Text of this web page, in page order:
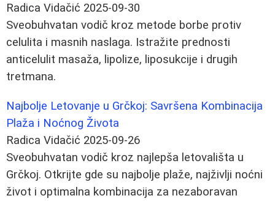
Radica Vidačić 2025-09-30
Sveobuhvatan vodič kroz metode borbe protiv
celulita i masnih naslaga. Istražite prednosti
anticelulit masaža, lipolize, liposukcije i drugih
tretmana.
Najbolje Letovanje u Grčkoj: Savršena Kombinacija
Plaža i Noćnog Života
Radica Vidačić 2025-09-26
Sveobuhvatan vodič kroz najlepša letovališta u
Grčkoj. Otkrijte gde su najbolje plaže, najživlji noćni
život i optimalna kombinacija za nezaboravan